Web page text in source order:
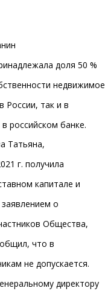
доля 50 %
недвижимое
России, так и в
российском банке.
Татьяна,
г. получила
капитале и
о
Общества,
что в
не допускается.
директору